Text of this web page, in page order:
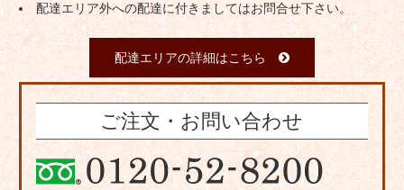
配達エリア外への配達に付きましてはお問合せ下さい。
配達エリアの詳細はこちら
ご注文・お問い合わせ